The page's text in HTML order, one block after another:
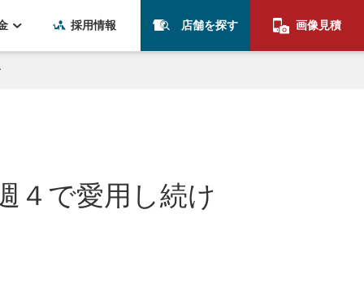
採用情報 店舗を探す 画像見積
４で愛用し続け